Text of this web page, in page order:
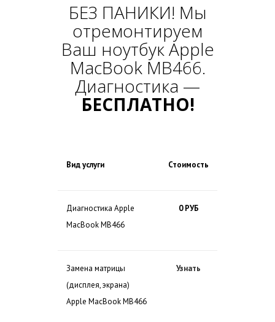
БЕЗ ПАНИКИ! Мы
отремонтируем
Ваш ноутбук Apple
MacBook MB466.
Диагностика —
БЕСПЛАТНО!
Вид услуги Стоимость
Диагностика Apple
MacBook MB466
0 РУБ
Замена матрицы
(дисплея, экрана)
Apple MacBook MB466
Узнать